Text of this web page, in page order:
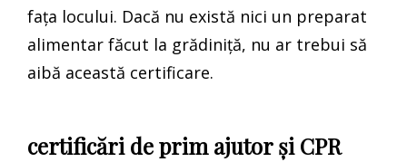
fața locului. Dacă nu există nici un preparat
alimentar făcut la grădiniță, nu ar trebui să
aibă această certificare.
certificări de prim ajutor și CPR